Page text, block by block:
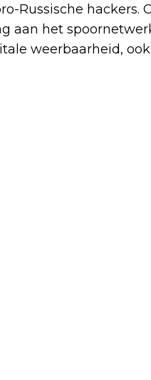
Russische hackers.
aan het
weerbaarheid,